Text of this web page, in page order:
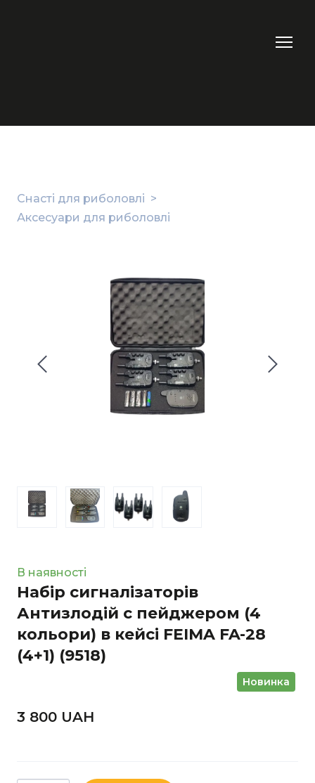
Снасті для риболовлі
Аксесуари для риболовлі
В наявності
Набір сигналізаторів
Антизлодій c пейджером (4
кольори) в кейсі FEIMA FA-28
(4+1) (9518)
Новинка
3 800 UAН